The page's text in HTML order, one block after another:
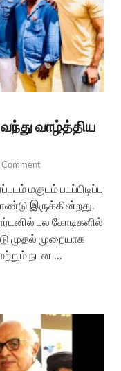
வந்து வாழ்த்திய
Comment
மகுடம் படப்பிடிப்பு
இருக்கின்றது.
பல கோடிகளில்
முதல் முறையாக
நடன …